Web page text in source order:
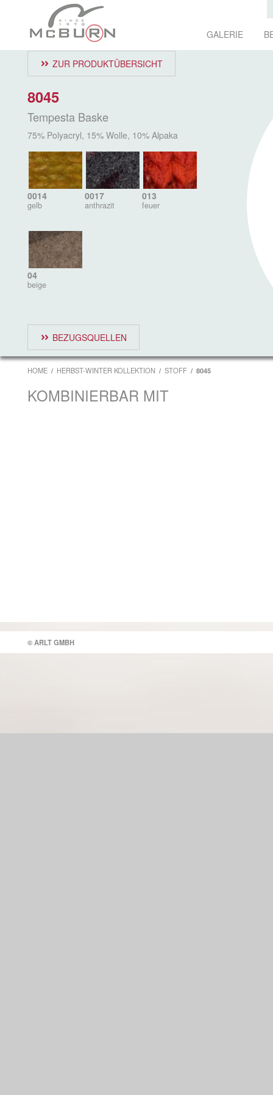
GALERIE
ZUR PRODUKTÜBERSICHT
8045
Tempesta Baske
75% Polyacryl, 15% Wolle, 10% Alpaka
0014
gelb
0017
anthrazit
013
feuer
04
beige
BEZUGSQUELLEN
HOME HERBST-WINTER KOLLEKTION STOFF 8045
KOMBINIERBAR MIT
© ARLT GMBH